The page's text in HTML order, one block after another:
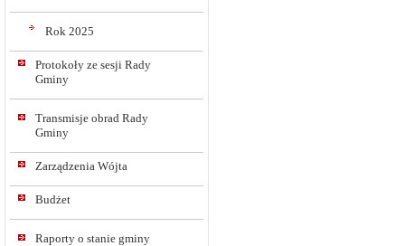
Rok 2025
Protokoły ze sesji Rady
Gminy
Transmisje obrad Rady
Gminy
Zarządzenia Wójta
Budżet
Raporty o stanie gminy